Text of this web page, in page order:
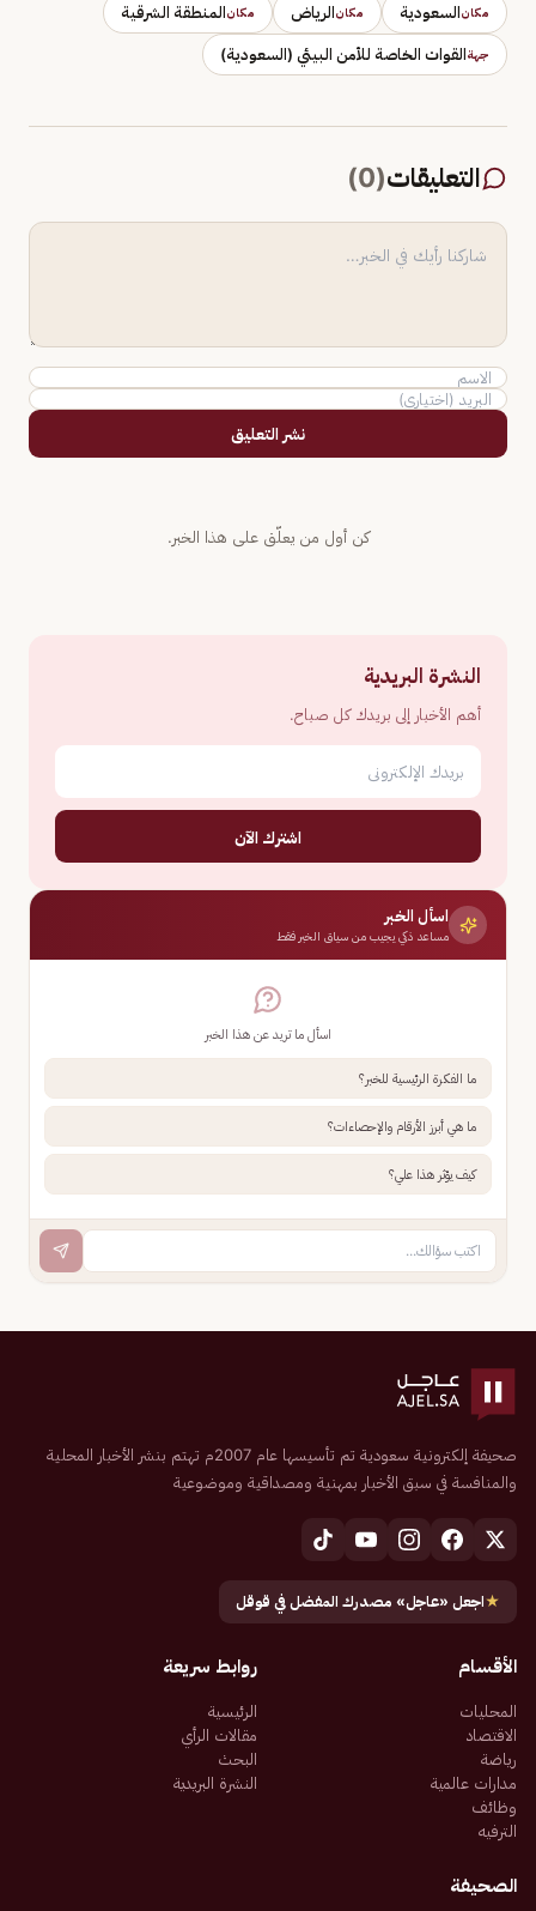
مكانالسعودية مكانالرياض مكانالمنطقة الشرقية
جهةالقوات الخاصة للأمن البيئي (السعودية)
التعليقات(
0
)
نشر التعليق
كن أول من يعلّق على هذا الخبر.
النشرة البريدية
أهم الأخبار إلى بريدك كل صباح.
اشترك الآن
اسأل الخبر
مساعد ذكي يجيب من سياق الخبر فقط
اسأل ما تريد عن هذا الخبر
ما الفكرة الرئيسية للخبر؟
ما هي أبرز الأرقام والإحصاءات؟
كيف يؤثر هذا علي؟
صحيفة إلكترونية سعودية تم تأسيسها عام 2007م تهتم بنشر الأخبار المحلية
والمنافسة في سبق الأخبار بمهنية ومصداقية وموضوعية
★اجعل «عاجل» مصدرك المفضل في قوقل
الأقسام
المحليات
الاقتصاد
رياضة
مدارات عالمية
وظائف
الترفيه
روابط سريعة
الرئيسية
مقالات الرأي
البحث
النشرة البريدية
الصحيفة